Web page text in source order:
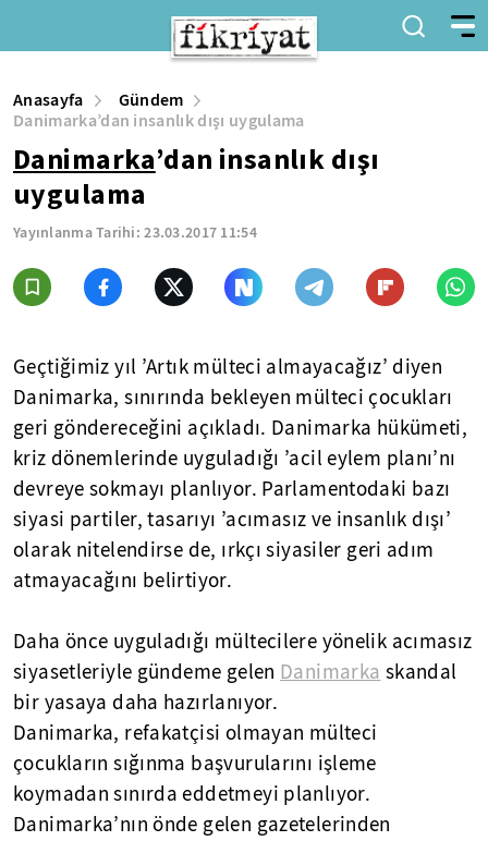
Anasayfa
Gündem
Danimarka’dan insanlık dışı uygulama
Danimarka’dan insanlık dışı
uygulama
Yayınlanma Tarihi:23.03.2017 11:54
Geçtiğimiz yıl ’Artık mülteci almayacağız’ diyen
Danimarka, sınırında bekleyen mülteci çocukları
geri göndereceğini açıkladı. Danimarka hükümeti,
kriz dönemlerinde uyguladığı ’acil eylem planı’nı
devreye sokmayı planlıyor. Parlamentodaki bazı
siyasi partiler, tasarıyı ’acımasız ve insanlık dışı’
olarak nitelendirse de, ırkçı siyasiler geri adım
atmayacağını belirtiyor.
Daha önce uyguladığı mültecilere yönelik acımasız
siyasetleriyle gündeme gelen Danimarka skandal
bir yasaya daha hazırlanıyor.
Danimarka, refakatçisi olmayan mülteci
çocukların sığınma başvurularını işleme
koymadan sınırda eddetmeyi planlıyor.
Danimarka’nın önde gelen gazetelerinden